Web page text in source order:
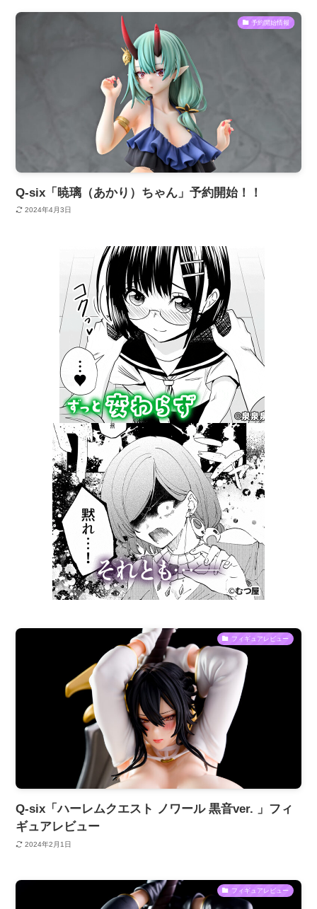
予約開始情報
Q-six「暁璃（あかり）ちゃん」予約開始！！
2024年4月3日
フィギュアレビュー
Q-six「ハーレムクエスト ノワール 黒音ver. 」フィ
ギュアレビュー
2024年2月1日
フィギュアレビュー